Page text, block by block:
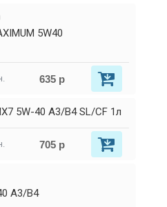
5W40
635 р
5W-40 A3/B4 SL/CF 1л
705 р
A3/B4